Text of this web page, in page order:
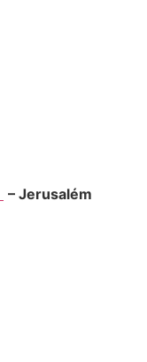
– Jerusalém